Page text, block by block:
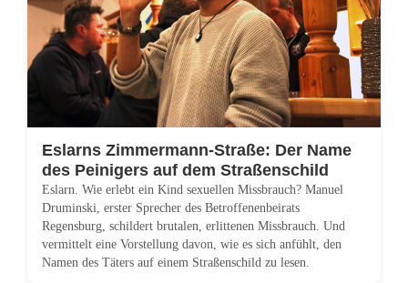
b
e
Eslarns Zimmermann-Straße: Der Name
des Peinigers auf dem Straßenschild
Eslarn. Wie erlebt ein Kind sexuellen Missbrauch? Manuel
Druminski, erster Sprecher des Betroffenenbeirats
Regensburg, schildert brutalen, erlittenen Missbrauch. Und
vermittelt eine Vorstellung davon, wie es sich anfühlt, den
Namen des Täters auf einem Straßenschild zu lesen.